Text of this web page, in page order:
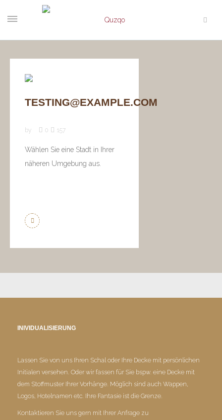
TESTING@EXAMPLE.COM
by 0 157
Wählen Sie eine Stadt in Ihrer
näheren Umgebung aus.
INIVIDUALISIERUNG
Lassen Sie von uns Ihren Schal oder Ihre Decke mit persönlichen
Initialen versehen. Oder wir fassen für Sie bspw. eine Decke mit
dem Stoffmuster Ihrer Vorhänge. Möglich sind auch Wappen,
Logos, Hotelnamen etc. Ihre Fantasie ist die Grenze.
Kontaktieren Sie uns gern mit Ihrer Anfrage zu